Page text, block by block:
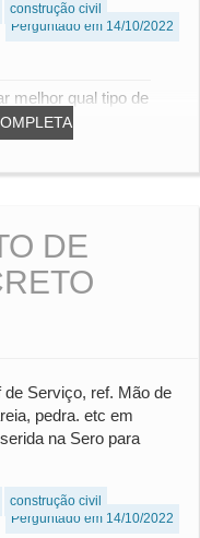
construção civil
Perguntado em 14/10/2022
melhor qual tipo de
DE
Serviço, ref. Mão de
pedra. etc em
na Sero para
construção civil
Perguntado em 14/10/2022